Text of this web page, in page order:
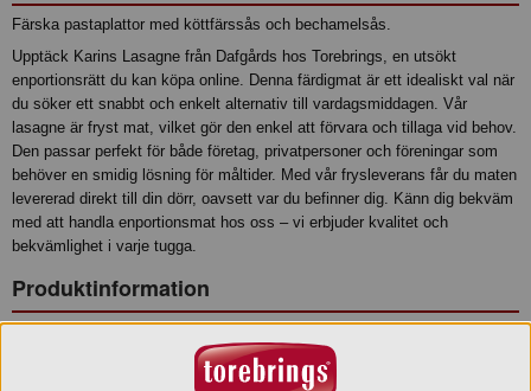
Färska pastaplattor med köttfärssås och bechamelsås.
Upptäck Karins Lasagne från Dafgårds hos Torebrings, en utsökt
enportionsrätt du kan köpa online. Denna färdigmat är ett idealiskt val när
du söker ett snabbt och enkelt alternativ till vardagsmiddagen. Vår
lasagne är fryst mat, vilket gör den enkel att förvara och tillaga vid behov.
Den passar perfekt för både företag, privatpersoner och föreningar som
behöver en smidig lösning för måltider. Med vår frysleverans får du maten
levererad direkt till din dörr, oavsett var du befinner dig. Känn dig bekväm
med att handla enportionsmat hos oss – vi erbjuder kvalitet och
bekvämlighet i varje tugga.
Produktinformation